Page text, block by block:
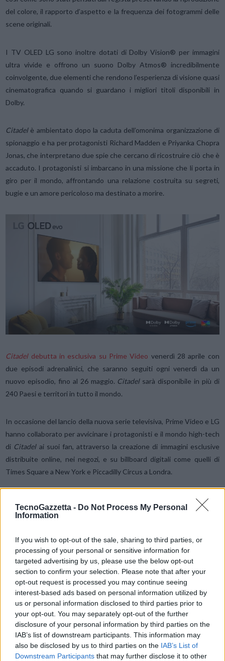
TecnoGazzetta - Do Not Process My Personal
Information
If you wish to opt-out of the sale, sharing to third parties, or
processing of your personal or sensitive information for
targeted advertising by us, please use the below opt-out
section to confirm your selection. Please note that after your
opt-out request is processed you may continue seeing
interest-based ads based on personal information utilized by
us or personal information disclosed to third parties prior to
your opt-out. You may separately opt-out of the further
disclosure of your personal information by third parties on the
IAB’s list of downstream participants. This information may
also be disclosed by us to third parties on the IAB’s List of
Downstream Participants that may further disclose it to other
del colore, il rapporto d’aspetto e la frequenza dei fotogrammi delle
scene originali.
I TV OLED LG sono inoltre dotati di Dolby Vision® per immagini
ultra vivide e offrono un suono Dolby Atmos® incredibilmente
coinvolgente, due elementi che rendono l’esperienza di visione quasi
cinematografica quando si guardano i migliori titoli disponibili in
Dolby.
Citadelè ambientato dopo la caduta dell’omonima organizzazione di
spionaggio e ha per protagonisti Richard Madden e Priyanka Chopra
Jonas, che interpretano due spie che cercano di ricostruire ciò che è
accaduto. I protagonisti si imbarcano in una missione che li porta in
giro per il mondo, affrontando una relazione costruita su segreti,
bugie e un amore pericoloso ma destinato a morire.
Citadeldebutta in esclusiva su Prime Video venerdì 28 aprile con
due episodi adrenalinici, che saranno seguiti ogni venerdì da un
nuovo episodio, fino al 26 maggio. Citadelsarà disponibile in più di
240 Paesi e territori in tutto il mondo.
In occasione del lancio della nuova serie televisiva, Prime Video e LG
hanno collaborato per avvicinare i protagonisti e il mondo high-tech
di Citadelai suoi fan, attraverso la creazione di immagini esclusive
distribuite online, nei negozi, e su billboard digitali come quelli di
Times Square a New York e Piccadilly Circus a Londra.
sui TV
OLED LG nel 2015,
all’abilitazione automatica della modalità
all’introduzione disuggerimenti personalizzati sulla schermata
principale dei TVper scoprire i migliori contenuti Prime Video nel
2022, il lungo rapporto di LG con Prime Video continua a portare
innovazioni nell’esperienza di visione domestica.
“In Prime Video siamo sempre alla ricerca di nuovi modi per
innovare e offrire ai nostri clienti la migliore esperienza di visione”, ha
dichiarato Andrew Bennett, Head of Global Video Partnerships di
Prime Video, MGM+ e Amazon Freevee. “Il nostro rapporto con LG e
l’impegno comune nei confronti dei clienti ci ha permesso di alzare